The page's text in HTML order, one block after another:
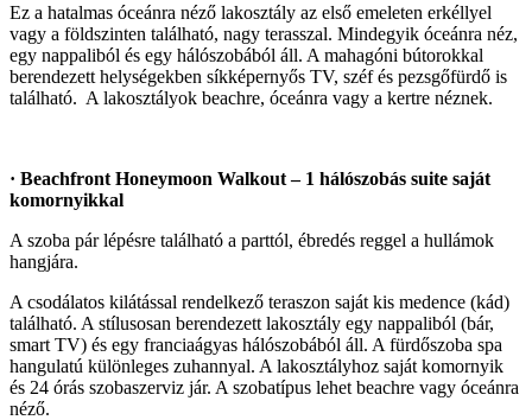
Ez a hatalmas óceánra néző lakosztály az első emeleten erkéllyel
vagy a földszinten található, nagy terasszal. Mindegyik óceánra néz,
egy nappaliból és egy hálószobából áll. A mahagóni bútorokkal
berendezett helységekben síkképernyős TV, széf és pezsgőfürdő is
található. A lakosztályok beachre, óceánra vagy a kertre néznek.
· Beachfront Honeymoon Walkout – 1 hálószobás suite saját
komornyikkal
A szoba pár lépésre található a parttól, ébredés reggel a hullámok
hangjára.
A csodálatos kilátással rendelkező teraszon saját kis medence (kád)
található. A stílusosan berendezett lakosztály egy nappaliból (bár,
smart TV) és egy franciaágyas hálószobából áll. A fürdőszoba spa
hangulatú különleges zuhannyal. A lakosztályhoz saját komornyik
és 24 órás szobaszerviz jár. A szobatípus lehet beachre vagy óceánra
néző.